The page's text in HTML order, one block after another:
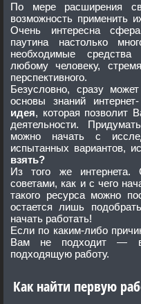
По мере расширения
возможность применить
Очень интересна сфера интернет-заработка. Мировая
паутина настолько
необходимые средства
любому человеку,
перспективного.
Безусловно, сразу
основы знаний
идея, которая позволит
деятельности.
можно начать с
испытанных вариантов,
взять?
Из того же интернета.
советами, как и с чего
такого ресурса можно
остается лишь
начать работать!
Если по каким-либо
Вам не подходит — в
подходящую работу.
Как найти первую